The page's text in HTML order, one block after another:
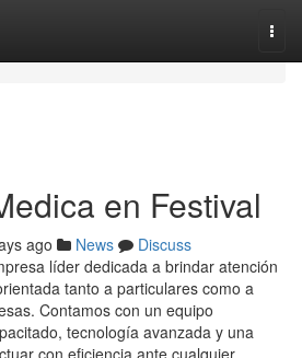
en Festival
ago News
Discuss
líder dedicada a brindar atención
tanto a particulares como a
Contamos con un equipo
tecnología avanzada y una
con eficiencia ante cualquier